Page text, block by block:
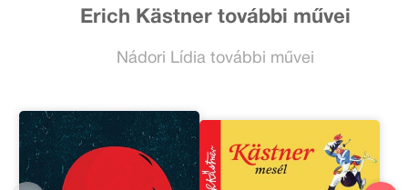
Erich Kästner további művei
Nádori Lídia további művei